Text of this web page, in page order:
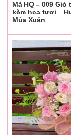
Mã HQ – 009 Giỏ
kèm hoa tươi –
Mùa Xuân